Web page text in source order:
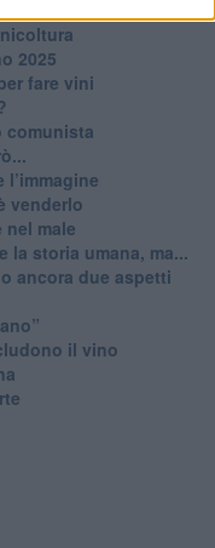
2025
fare vini
comunista
venderlo
male
la storia umana, ma...
ancora due aspetti
il vino